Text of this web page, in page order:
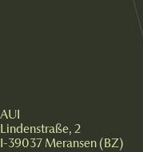
AUI
Lindenstraße, 2
I-39037 Meransen (BZ)